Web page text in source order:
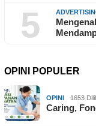
5
OPINI POPULER
OPINI 1653
Caring,